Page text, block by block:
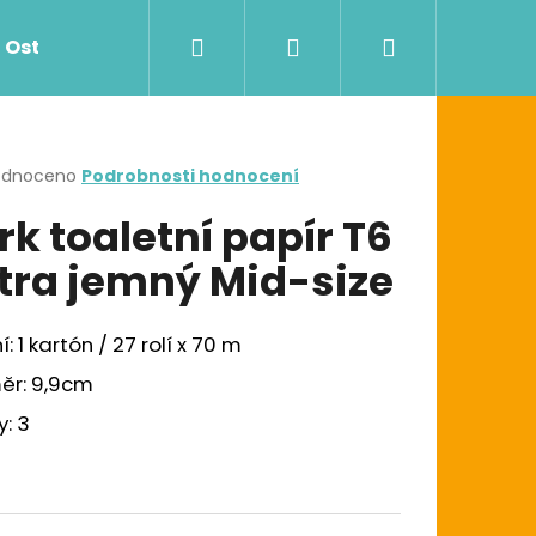
Ostatní Zdravotnictví Dávkovače
Přihlášení
Podrobnosti hodnocení
toaletní papír T6
jemný Mid-size
1 kartón / 27 rolí x 70 m
9,9cm
3
UTĚRKA W1/W2/W3